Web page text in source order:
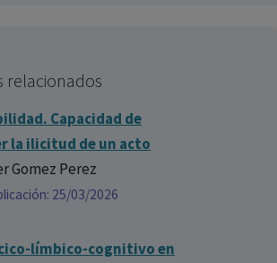
relacionados
Capacidad de
la ilicitud de un acto
Gomez Perez
25/03/2026
límbico-cognitivo en